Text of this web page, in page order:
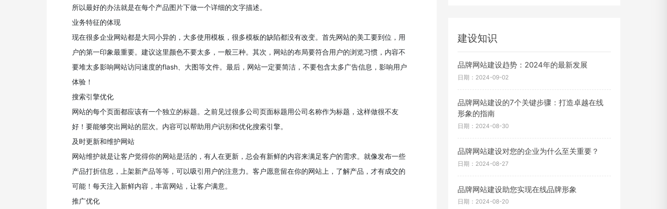
所以最好的办法就是在每个产品图片下做一个详细的文字描述。
业务特征的体现
现在很多企业网站都是大同小异的，大多使用模板，很多模板的缺陷都没有改变。首先网站的美工要到位，用
户的第一印象最重要。建议这里颜色不要太多，一般三种。其次，网站的布局要符合用户的浏览习惯，内容不
要堆太多影响网站访问速度的flash、大图等文件。最后，网站一定要简洁，不要包含太多广告信息，影响用户
体验！
搜索引擎优化
网站的每个页面都应该有一个独立的标题。之前见过很多公司页面标题用公司名称作为标题，这样做很不友
好！要能够突出网站的层次。内容可以帮助用户识别和优化搜索引擎。
及时更新和维护网站
网站维护就是让客户觉得你的网站是活的，有人在更新，总会有新鲜的内容来满足客户的需求。就像发布一些
产品打折信息，上架新产品等等，可以吸引用户的注意力。客户愿意留在你的网站上，了解产品，才有成交的
可能！每天注入新鲜内容，丰富网站，让客户满意。
推广优化
建设知识
品牌网站建设趋势：2024年的最新发展
日期：2024-09-02
品牌网站建设的7个关键步骤：打造卓越在线
形象的指南
日期：2024-08-30
品牌网站建设对您的企业为什么至关重要？
日期：2024-08-27
品牌网站建设助您实现在线品牌形象
日期：2024-08-20